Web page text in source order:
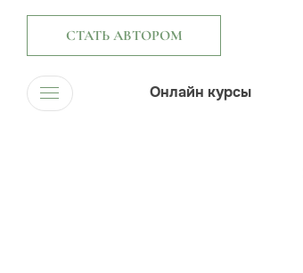
СТАТЬ АВТОРОМ
Онлайн курсы